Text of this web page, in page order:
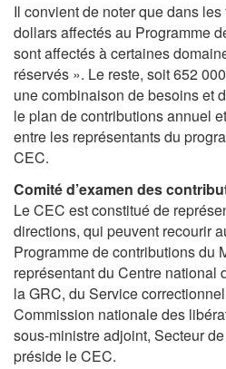
Il convient de noter que dans
dollars affectés au Programme
sont affectés à certaines
réservés ». Le reste, soit 652
une combinaison de besoins et
le plan de contributions annuel
entre les représentants du
CEC.
Comité d’examen des
Le CEC est constitué de
directions, qui peuvent recourir
Programme de contributions du
représentant du Centre national
la GRC, du Service
Commission nationale des
sous-ministre adjoint, Secteur
préside le CEC.